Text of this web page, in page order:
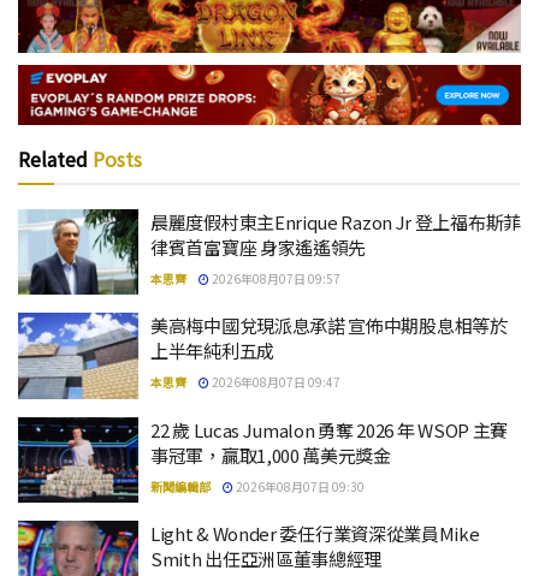
Related Posts
晨麗度假村東主Enrique Razon Jr 登上福布斯菲
律賓首富寶座 身家遙遙領先
本思齊 2026年08月07日 09:57
美高梅中國兌現派息承諾 宣佈中期股息相等於
上半年純利五成
本思齊 2026年08月07日 09:47
22 歲 Lucas Jumalon 勇奪 2026 年 WSOP 主賽
事冠軍，贏取1,000 萬美元獎金
新聞編輯部 2026年08月07日 09:30
Light & Wonder 委任行業資深從業員Mike
Smith 出任亞洲區董事總經理